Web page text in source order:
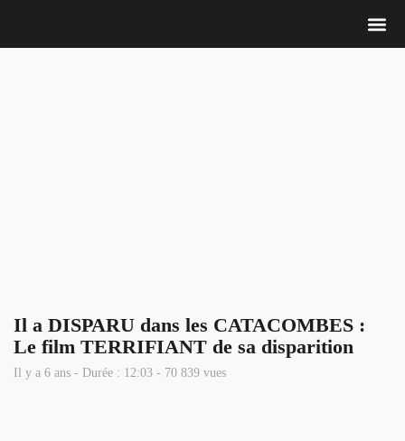
Il a DISPARU dans les CATACOMBES :
Le film TERRIFIANT de sa disparition
Il y a 6 ans - Durée : 12:03 - 70 839 vues